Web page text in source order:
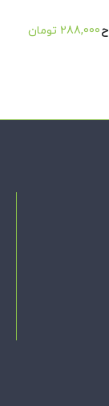
288,000 تومان